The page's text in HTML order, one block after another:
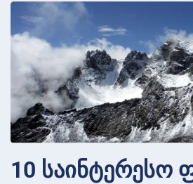
10 საინტერესო